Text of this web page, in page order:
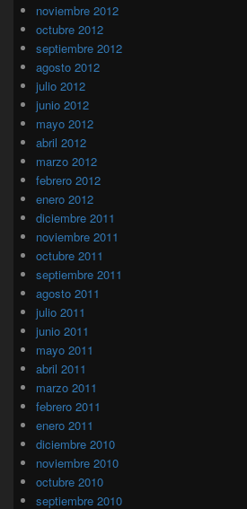
noviembre 2012
octubre 2012
septiembre 2012
agosto 2012
julio 2012
junio 2012
mayo 2012
abril 2012
marzo 2012
febrero 2012
enero 2012
diciembre 2011
noviembre 2011
octubre 2011
septiembre 2011
agosto 2011
julio 2011
junio 2011
mayo 2011
abril 2011
marzo 2011
febrero 2011
enero 2011
diciembre 2010
noviembre 2010
octubre 2010
septiembre 2010